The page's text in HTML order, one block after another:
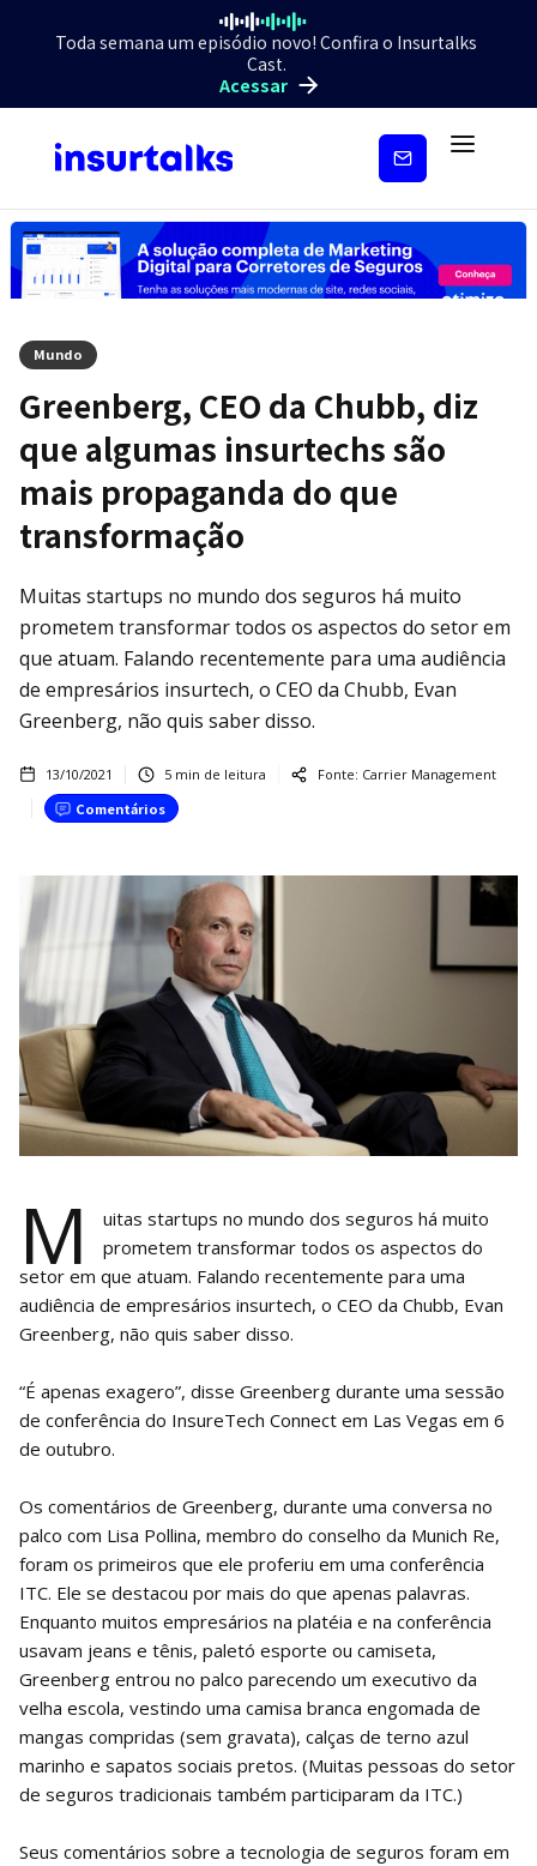
Toda semana um episódio novo! Confira o Insurtalks
Cast.
Acessar
Inscreva-
Mundo
Greenberg, CEO da Chubb, diz
que algumas insurtechs são
mais propaganda do que
transformação
Muitas startups no mundo dos seguros há muito
prometem transformar todos os aspectos do setor em
que atuam. Falando recentemente para uma audiência
de empresários insurtech, o CEO da Chubb, Evan
Greenberg, não quis saber disso.
13/10/2021 5 min de leitura Fonte: Carrier Management
Comentários
M
uitas startups no mundo dos seguros há muito
prometem transformar todos os aspectos do
setor em que atuam. Falando recentemente para uma
audiência de empresários insurtech, o CEO da Chubb, Evan
Greenberg, não quis saber disso.
“É apenas exagero”, disse Greenberg durante uma sessão
de conferência do InsureTech Connect em Las Vegas em 6
de outubro.
Os comentários de Greenberg, durante uma conversa no
palco com Lisa Pollina, membro do conselho da Munich Re,
foram os primeiros que ele proferiu em uma conferência
ITC. Ele se destacou por mais do que apenas palavras.
Enquanto muitos empresários na platéia e na conferência
usavam jeans e tênis, paletó esporte ou camiseta,
Greenberg entrou no palco parecendo um executivo da
velha escola, vestindo uma camisa branca engomada de
mangas compridas (sem gravata), calças de terno azul
marinho e sapatos sociais pretos. (Muitas pessoas do setor
de seguros tradicionais também participaram da ITC.)
Seus comentários sobre a tecnologia de seguros foram em